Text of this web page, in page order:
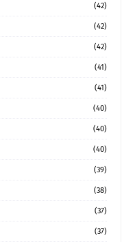
(42)
(42)
(42)
(41)
(41)
(40)
(40)
(40)
(39)
(38)
(37)
(37)